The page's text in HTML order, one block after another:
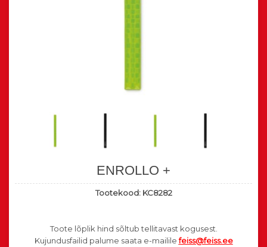
ENROLLO +
Tootekood: KC8282
Toote lõplik hind sõltub tellitavast kogusest.
Kujundusfailid palume saata e-maililefeiss@feiss.ee